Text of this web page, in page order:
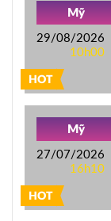
HOT
Mỹ
29/08/2026
10h00
HOT
Mỹ
27/07/2026
16h10